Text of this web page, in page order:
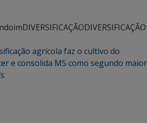
DIVERSIFICAÇÃODIVERSIFICAÇÃO
agrícola faz o cultivo do
e consolida MS como segundo maior